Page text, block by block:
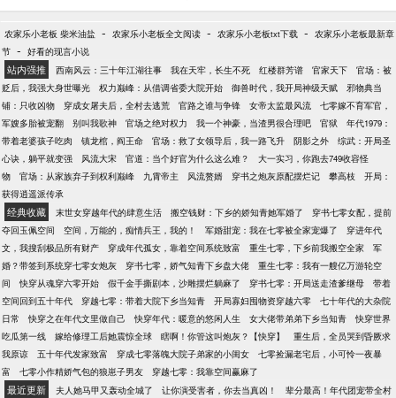
数年后，武道最巅峰，楚星河看着在自己的“努力”下无
路所向披靡走到今日。 楚星河：“我要说我只想毁掉自
君的想法不是我们凡人可以参透的。
农家乐小老板 柴米油盐 - 农家乐小老板全文阅读 - 农家乐小老板txt下载 - 农家乐小老板最新章
节 - 好看的现言小说
站内强推 西南风云：三十年江湖往事 我在天牢，长生不死 红楼群芳谱 官家天下
官场：被
贬后，我强大身世曝光
权力巅峰：从借调省委大院开始 御兽时代，我开局神级天赋
邪物典当
铺：只收凶物
穿成女屠夫后，全村去逃荒 官路之谁与争锋 女帝太监最风流
七零嫁不育军官，
军嫂多胎被宠翻
别叫我歌神 官场之绝对权力 我一个神豪，当渣男很合理吧 官狱
年代1979：
带着老婆孩子吃肉
镇龙棺，阎王命 官场：救了女领导后，我一路飞升 阴影之外
综武：开局圣
心诀，躺平就变强
风流大宋 官道：当个好官为什么这么难？
大一实习，你跑去749收容怪
物
官场：从家族弃子到权利巅峰 九霄帝主 风流赘婿 穿书之炮灰原配摆烂记 攀高枝
开局：
获得逍遥派传承
经典收藏 末世女穿越年代的肆意生活 搬空钱财：下乡的娇知青她军婚了
穿书七零女配，提前
夺回玉佩空间
空间，万能的，痴情兵王，我的！ 军婚甜宠：我在七零被全家宠爆了
穿进年代
文，我搜刮极品所有财产
穿成年代孤女，靠着空间系统致富 重生七零，下乡前我搬空全家
军
婚？带签到系统穿七零女炮灰
穿书七零，娇气知青下乡盘大佬
重生七零：我有一艘亿万游轮空
间
快穿从魂穿六零开始 假千金手撕剧本，沙雕摆烂躺麻了 穿书七零：开局送走渣爹继母
带着
空间回到五十年代
穿越七零：带着大院下乡当知青 开局寡妇囤物资穿越六零
七十年代的大杂院
日常
快穿之在年代文里做自己 快穿年代：暖意的悠闲人生 女大佬带弟弟下乡当知青
快穿世界
吃瓜第一线
嫁给修理工后她震惊全球 瞎啊！你管这叫炮灰？【快穿】
重生后，全员哭到昏厥求
我原谅
五十年代发家致富 穿成七零落魄大院子弟家的小闺女
七零捡漏老宅后，小可怜一夜暴
富
七零小作精娇气包的狼崽子男友 穿越七零：我靠空间赢麻了
最近更新 夫人她马甲又轰动全城了 让你演受害者，你去当真凶！ 辈分最高！年代团宠带全村